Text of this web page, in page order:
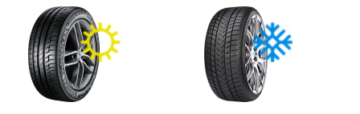
PremiumContact 6
Winter